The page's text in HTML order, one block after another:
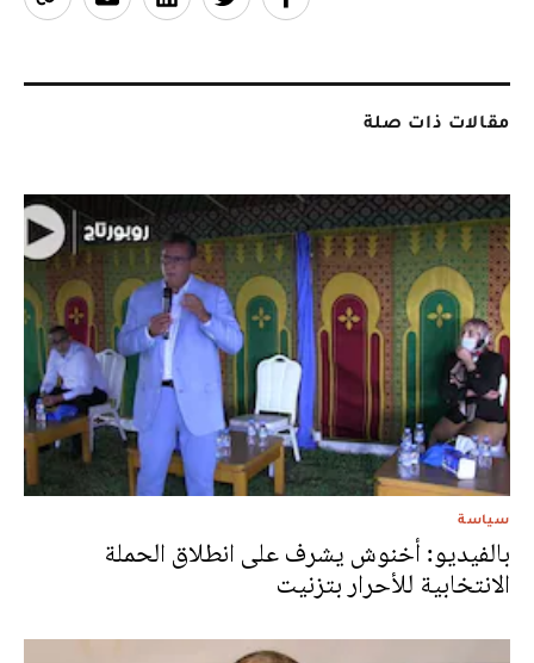
مقالات ذات صلة
سياسة
بالفيديو: أخنوش يشرف على انطلاق الحملة
الانتخابية للأحرار بتزنيت